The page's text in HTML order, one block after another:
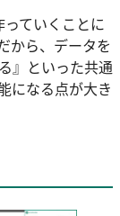
ていくことに
から、データを
』といった共通
になる点が大き